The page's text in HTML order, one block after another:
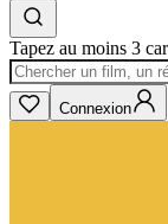
Tapez au moins 3
Connexion